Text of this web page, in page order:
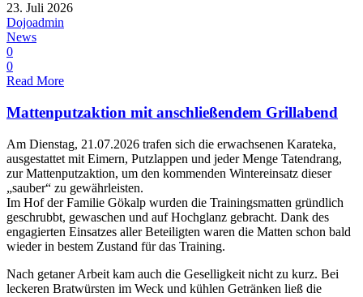
23. Juli 2026
Dojoadmin
News
0
0
Read More
Mattenputzaktion mit anschließendem Grillabend
Am Dienstag, 21.07.2026 trafen sich die erwachsenen Karateka,
ausgestattet mit Eimern, Putzlappen und jeder Menge Tatendrang,
zur Mattenputzaktion, um den kommenden Wintereinsatz dieser
„sauber“ zu gewährleisten.
Im Hof der Familie Gökalp wurden die Trainingsmatten gründlich
geschrubbt, gewaschen und auf Hochglanz gebracht. Dank des
engagierten Einsatzes aller Beteiligten waren die Matten schon bald
wieder in bestem Zustand für das Training.
Nach getaner Arbeit kam auch die Geselligkeit nicht zu kurz. Bei
leckeren Bratwürsten im Weck und kühlen Getränken ließ die